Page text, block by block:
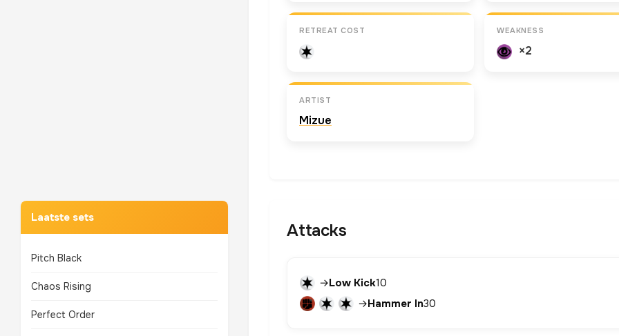
TOP 10 POKEMON
Laatste sets
Pitch Black
Chaos Rising
Perfect Order
RETREAT COST WEAKNESS
×2
ARTIST
Mizue
Attacks
→Low Kick10
→Hammer In30